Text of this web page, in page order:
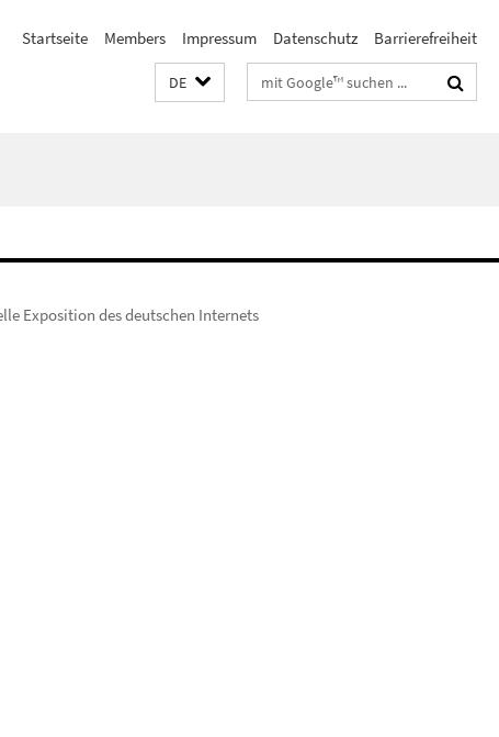
Startseite Members Impressum Datenschutz Barrierefreiheit
DE Suchbegriffe
Exposition des deutschen Internets